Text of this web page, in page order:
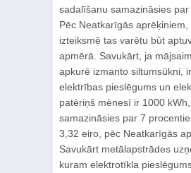
sadalīšanu samazināsies par
Pēc Neatkarīgās aprēķiniem,
izteiksmē tas varētu būt
apmērā. Savukārt, ja
apkurē izmanto siltumsūkni,
elektrības pieslēgums un
patēriņš mēnesī ir 1000
samazināsies par 7
3,32 eiro, pēc Neatkarīgās
Savukārt metālapstrādes
kuram elektrotīkla